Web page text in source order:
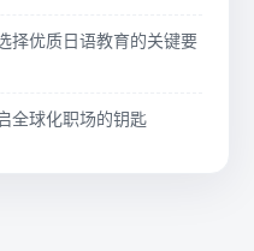
择优质日语教育的关键要
全球化职场的钥匙